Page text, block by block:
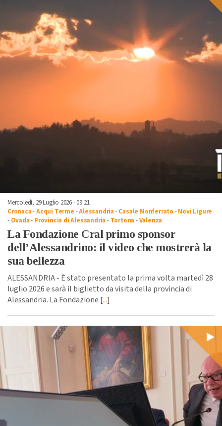
Mercoledì, 29 Luglio 2026 - 09:21
Cronaca-Acqui Terme -Alessandria -Casale Monferrato -Novi Ligure
- Ovada- Provincia di Alessandria - Tortona -Valenza
La Fondazione Cral primo sponsor
dell’Alessandrino: il video che mostrerà la
sua bellezza
ALESSANDRIA - È stato presentato la prima volta martedì 28
luglio 2026 e sarà il biglietto da visita della provincia di
Alessandria. La Fondazione [...]